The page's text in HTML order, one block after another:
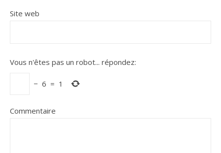
Site web
Vous n'êtes pas un robot... répondez:
− 6 = 1
Commentaire